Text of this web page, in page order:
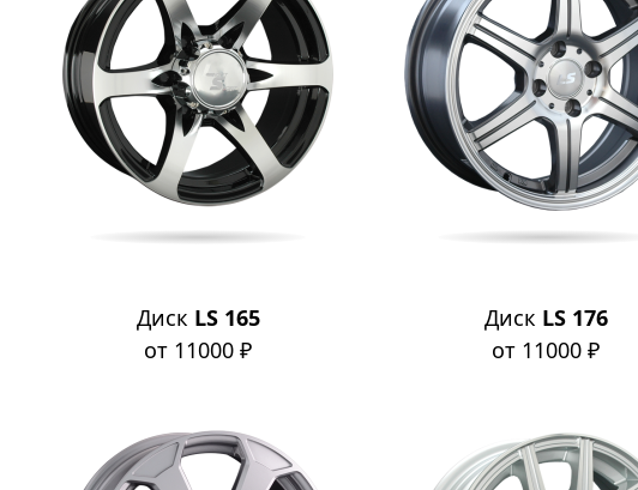
Диск LS 165
от 11000 ₽
Диск LS 176
от 11000 ₽